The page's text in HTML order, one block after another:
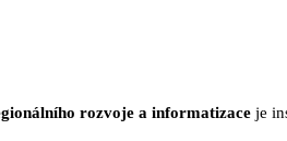
rozvoje a informatizace je